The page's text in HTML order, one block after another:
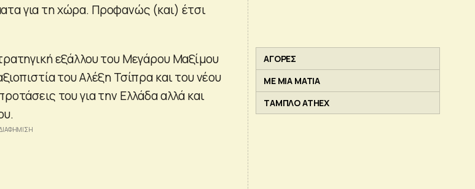
για τη χώρα. Προφανώς (και) έτσι
εξάλλου του Μεγάρου Μαξίμου
του Αλέξη Τσίπρα και του νέου
του για την Ελλάδα αλλά και
ΑΓΟΡΕΣ
ΜΕ ΜΙΑ ΜΑΤΙΑ
ΤΑΜΠΛΟ ATHEX